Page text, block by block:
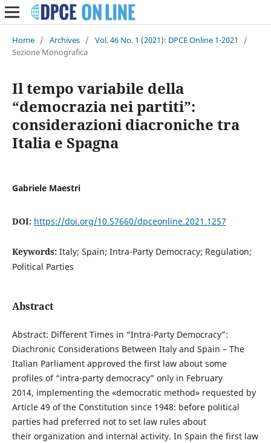
Home / Archives / Vol. 46 No. 1 (2021): DPCE Online 1-2021
/
Sezione Monografica
Il tempo variabile della
“democrazia nei partiti”:
considerazioni diacroniche tra
Italia e Spagna
Gabriele Maestri
DOI: https://doi.org/10.57660/dpceonline.2021.1257
Keywords: Italy; Spain; Intra-Party Democracy; Regulation;
Political Parties
Abstract
Abstract: Different Times in “Intra-Party Democracy”:
Diachronic Considerations Between Italy and Spain – The
Italian Parliament approved the first law about some
profiles of “intra-party democracy” only in February
2014, implementing the «democratic method» requested by
Article 49 of the Constitution since 1948: before political
parties had preferred not to set law rules about
their organization and internal activity. In Spain the first law